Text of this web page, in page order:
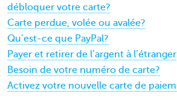
débloquer votre carte?
Carte perdue, volée ou avalée?
Qu’est-ce que PayPal?
Payer et retirer de l’argent à l’étranger
Besoin de votre numéro de carte?
Activez votre nouvelle carte de